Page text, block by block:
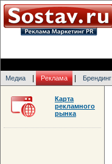
Медиа Реклама Брендинг
Карта
рекламного
рынка